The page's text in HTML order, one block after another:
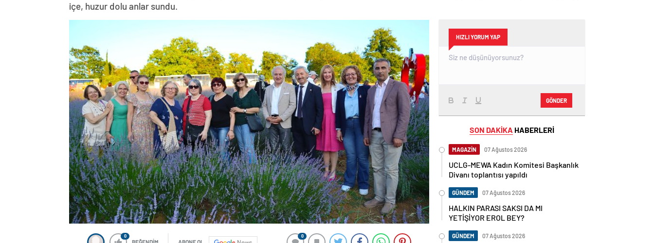
içe, huzur dolu anlar sundu.
0 0
HIZLI YORUM YAP
GÖNDER
SON DAKİKA HABERLERİ
MAGAZİN 07 Ağustos 2026
UCLG-MEWA Kadın Komitesi Başkanlık
Divanı toplantısı yapıldı
GÜNDEM 07 Ağustos 2026
HALKIN PARASI SAKSI DA MI
YETİŞİYOR EROL BEY?
GÜNDEM 07 Ağustos 2026